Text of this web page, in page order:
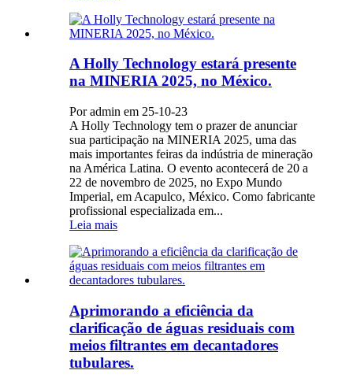
A Holly Technology estará presente
na MINERIA 2025, no México.
Por admin em 25-10-23
A Holly Technology tem o prazer de anunciar
sua participação na MINERIA 2025, uma das
mais importantes feiras da indústria de mineração
na América Latina. O evento acontecerá de 20 a
22 de novembro de 2025, no Expo Mundo
Imperial, em Acapulco, México. Como fabricante
profissional especializada em...
Leia mais
Aprimorando a eficiência da
clarificação de águas residuais com
meios filtrantes em decantadores
tubulares.